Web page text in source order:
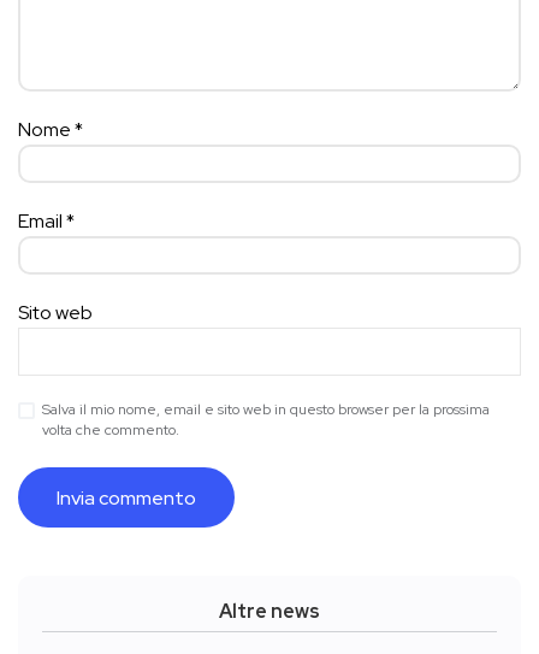
Nome*
Email*
Sito web
Salva il mio nome, email e sito web in questo browser per la prossima
volta che commento.
Altre news